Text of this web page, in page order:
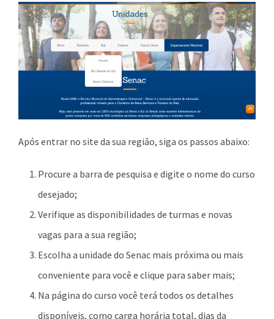
Após entrar no site da sua região, siga os passos abaixo:
Procure a barra de pesquisa e digite o nome do curso
desejado;
Verifique as disponibilidades de turmas e novas
vagas para a sua região;
Escolha a unidade do Senac mais próxima ou mais
conveniente para você e clique para saber mais;
Na página do curso você terá todos os detalhes
disponíveis, como carga horária total, dias da